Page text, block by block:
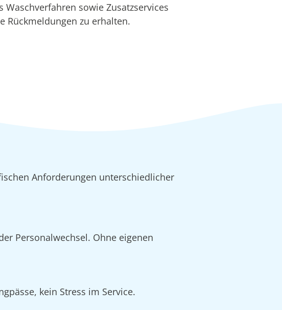
sowie Zusatzservices
Rückmeldungen zu erhalten.
Anforderungen unterschiedlicher
Personalwechsel. Ohne eigenen
kein Stress im Service.